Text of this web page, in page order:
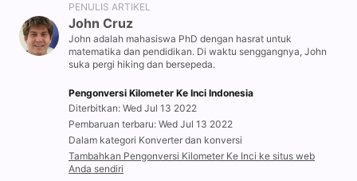
PENULIS ARTIKEL
John Cruz
John adalah mahasiswa PhD dengan hasrat untuk
matematika dan pendidikan. Di waktu senggangnya, John
suka pergi hiking dan bersepeda.
Pengonversi Kilometer Ke Inci Indonesia
Diterbitkan: Wed Jul 13 2022
Pembaruan terbaru: Wed Jul 13 2022
Dalam kategori Konverter dan konversi
Tambahkan Pengonversi Kilometer Ke Inci ke situs web
Anda sendiri